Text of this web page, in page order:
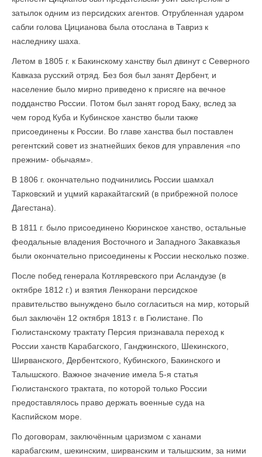
затылок одним из персидских агентов. Отрубленная ударом
сабли голова Цицианова была отослана в Тавриз к
наследнику шаха.
Летом в 1805 г. к Бакинскому ханству был двинут с Северного
Кавказа русский отряд. Без боя был занят Дербент, и
население было мирно приведено к присяге на вечное
подданство России. Потом был занят город Баку, вслед за
чем город Куба и Кубинское ханство были также
присоединены к России. Во главе ханства был поставлен
регентский совет из знатнейших беков для управления «по
прежним- обычаям».
В 1806 г. окончательно подчинились России шамхал
Тарковский и уцмий каракайтагский (в прибрежной полосе
Дагестана).
В 1811 г. было присоединено Кюринское ханство, остальные
феодальные владения Восточного и Западного Закавказья
были окончательно присоединены к России несколько позже.
После побед генерала Котляревского при Асландузе (в
октябре 1812 г.) и взятия Ленкорани персидское
правительство вынуждено было согласиться на мир, который
был заключён 12 октября 1813 г. в Гюлистане. По
Гюлистанскому трактату Персия признавала переход к
России ханств Карабагского, Ганджинского, Шекинского,
Ширванского, Дербентского, Кубинского, Бакинского и
Талышского. Важное значение имела 5-я статья
Гюлистанского трактата, по которой только России
предоставлялось право держать военные суда на
Каспийском море.
По договорам, заключённым царизмом с ханами
карабагским, шекинским, ширванским и талышским, за ними